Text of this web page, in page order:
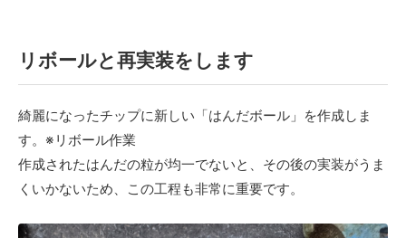
リボールと再実装をします
綺麗になったチップに新しい「はんだボール」を作成しま
す。※リボール作業
作成されたはんだの粒が均一でないと、その後の実装がうま
くいかないため、この工程も非常に重要です。